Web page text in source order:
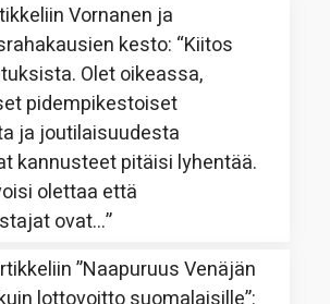
Vornanen ja
kesto: “Kiitos
Olet oikeassa,
pidempikestoiset
ja joutilaisuudesta
kannusteet pitäisi lyhentää.
olettaa että
ovat…”
”Naapuruus Venäjän